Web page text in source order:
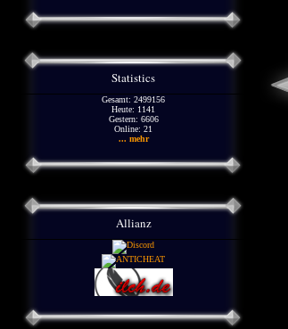
Statistics
Gesamt: 2499156
Heute: 1141
Gestern: 6606
Online: 21
... mehr
Allianz